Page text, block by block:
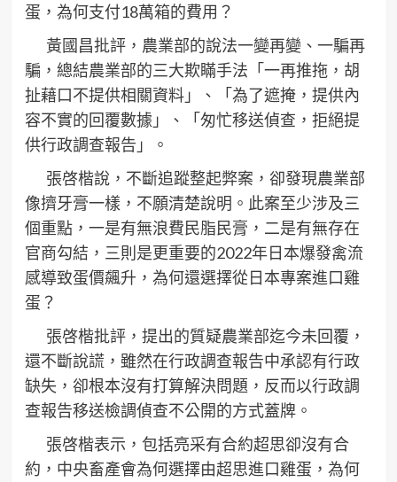
蛋，為何支付18萬箱的費用？
黃國昌批評，農業部的說法一變再變、一騙再
騙，總結農業部的三大欺瞞手法「一再推拖，胡
扯藉口不提供相關資料」、「為了遮掩，提供內
容不實的回覆數據」、「匆忙移送偵查，拒絕提
供行政調查報告」。
張啓楷說，不斷追蹤整起弊案，卻發現農業部
像擠牙膏一樣，不願清楚說明。此案至少涉及三
個重點，一是有無浪費民脂民膏，二是有無存在
官商勾結，三則是更重要的2022年日本爆發禽流
感導致蛋價飆升，為何還選擇從日本專案進口雞
蛋？
張啓楷批評，提出的質疑農業部迄今未回覆，
還不斷說謊，雖然在行政調查報告中承認有行政
缺失，卻根本沒有打算解決問題，反而以行政調
查報告移送檢調偵查不公開的方式蓋牌。
張啓楷表示，包括亮采有合約超思卻沒有合
約，中央畜產會為何選擇由超思進口雞蛋，為何